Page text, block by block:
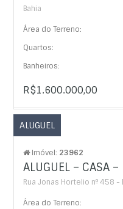
Bahia
Área do Terreno:
Quartos:
Banheiros:
R$1.600.000,00
ALUGUEL
Imóvel: 23962
ALUGUEL – CASA –
Rua Jonas Hortelio nº 458 -
Área do Terreno: